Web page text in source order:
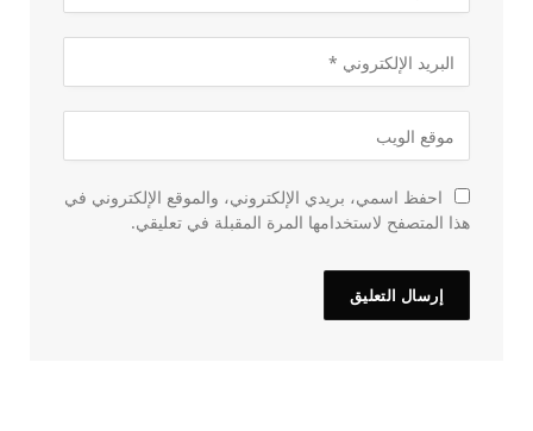
احفظ اسمي، بريدي الإلكتروني، والموقع الإلكتروني في
هذا المتصفح لاستخدامها المرة المقبلة في تعليقي.